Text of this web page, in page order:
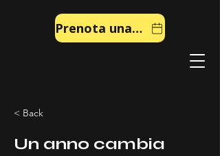
Prenota una chiamata
< Back
Un anno cambia